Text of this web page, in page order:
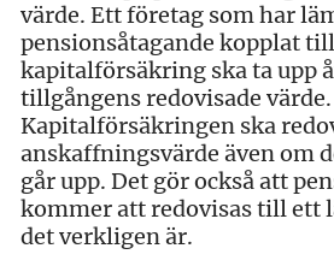
värde. Ett företag som har
pensionsåtagande kopplat
kapitalförsäkring ska ta upp
tillgångens redovisade värde.
Kapitalförsäkringen ska
anskaffningsvärde även om
går upp. Det gör också att
kommer att redovisas till ett
det verkligen är.